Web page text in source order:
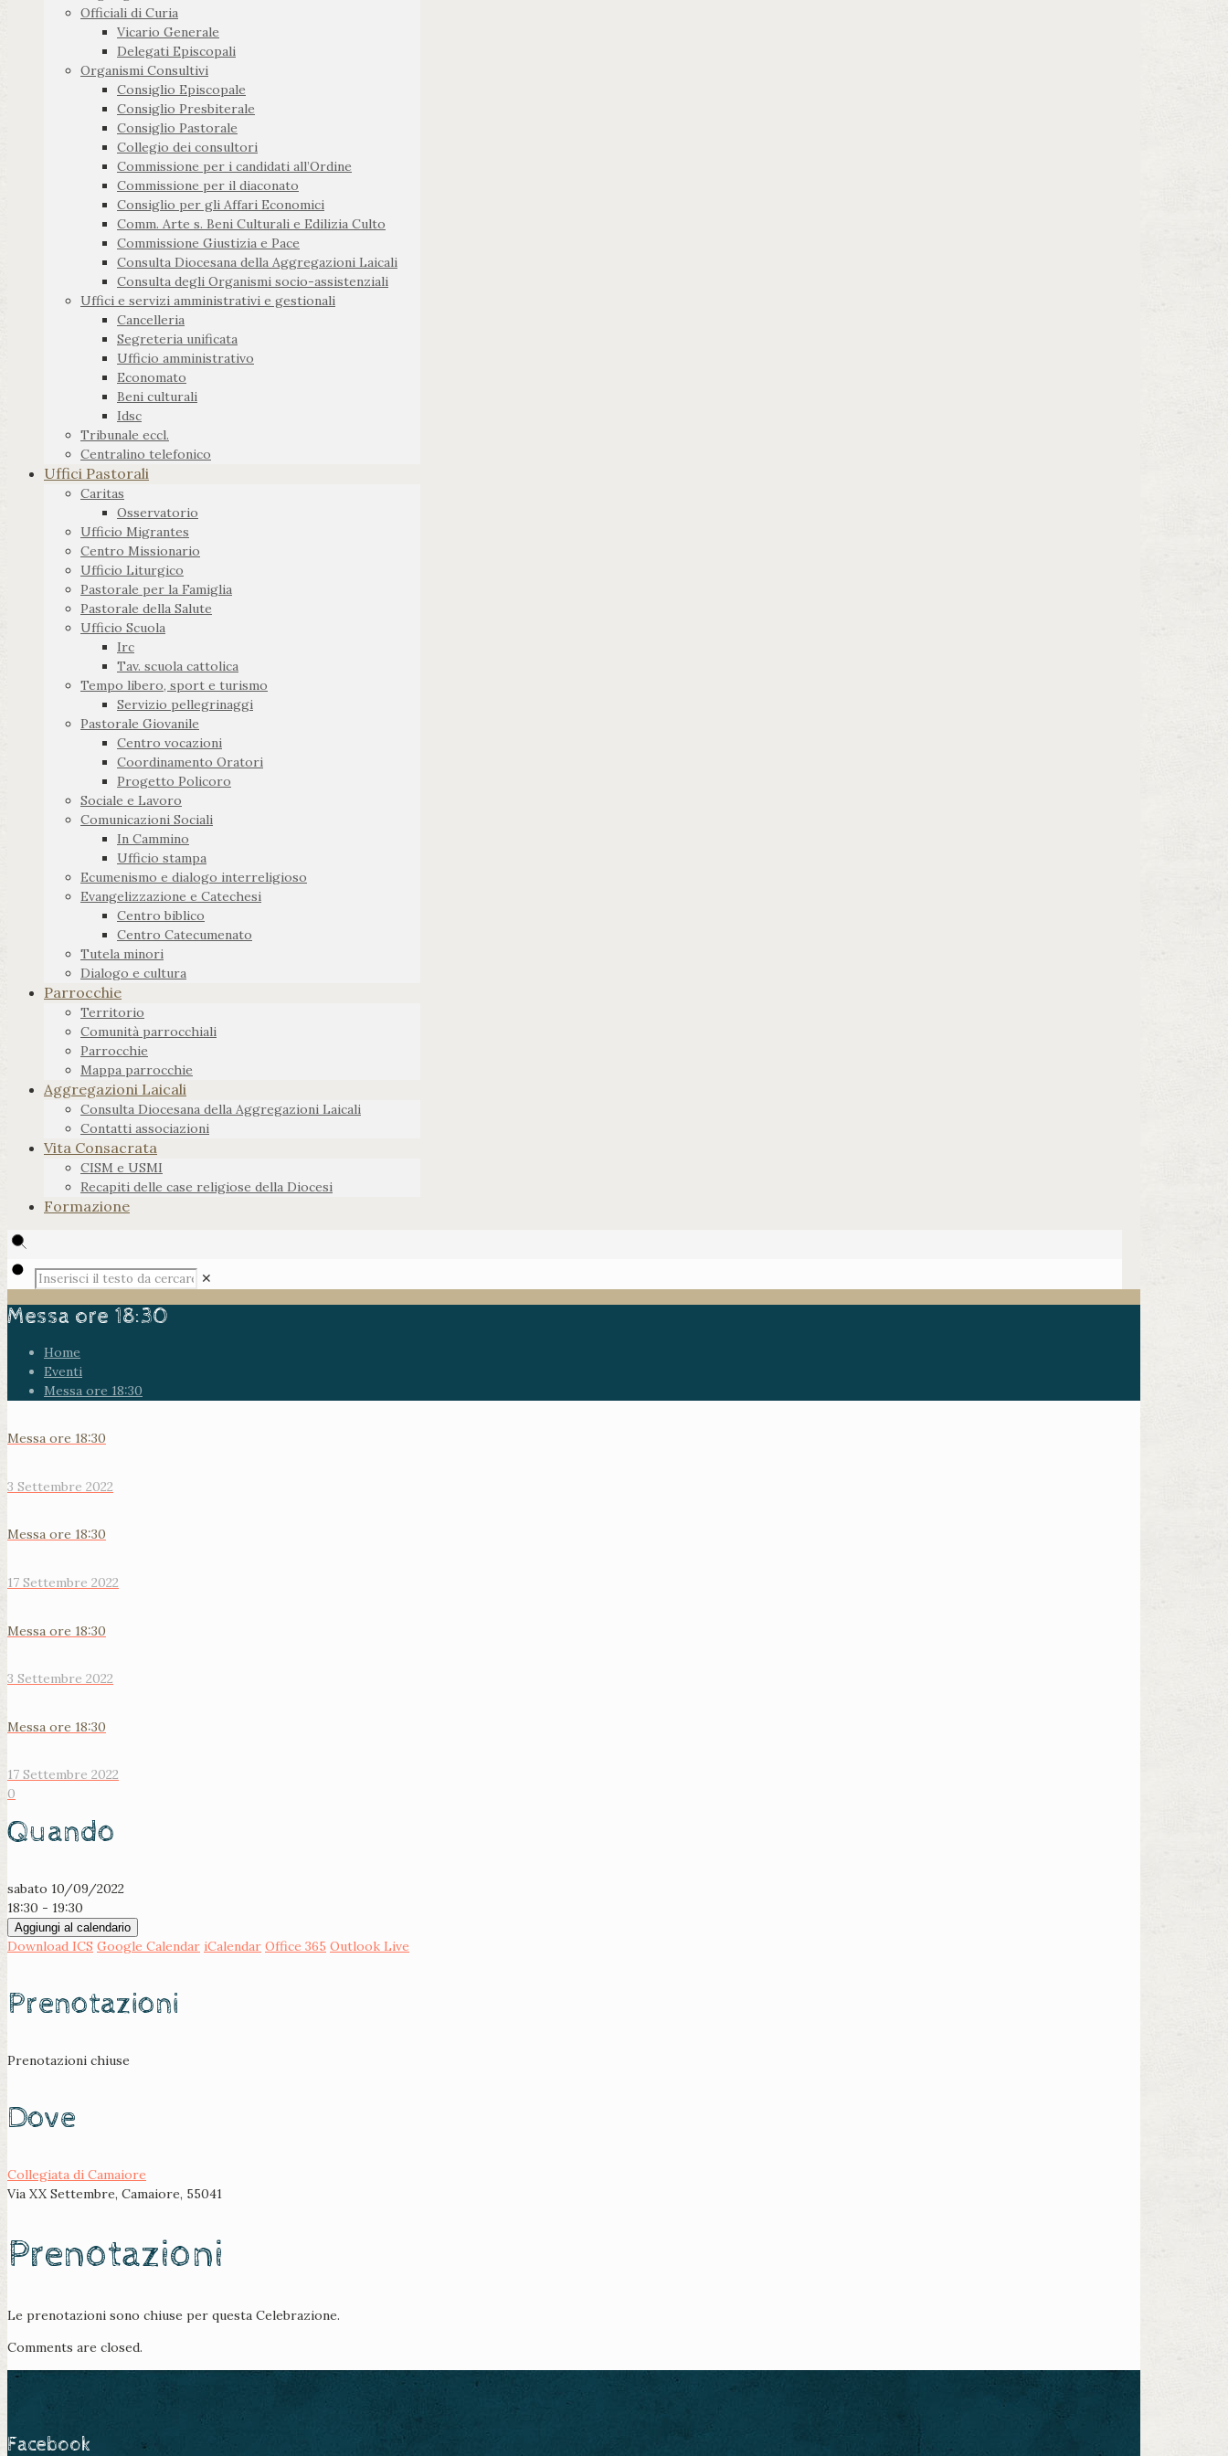
Officiali di Curia
Vicario Generale
Delegati Episcopali
Organismi Consultivi
Consiglio Episcopale
Consiglio Presbiterale
Consiglio Pastorale
Collegio dei consultori
Commissione per i candidati all’Ordine
Commissione per il diaconato
Consiglio per gli Affari Economici
Comm. Arte s. Beni Culturali e Edilizia Culto
Commissione Giustizia e Pace
Consulta Diocesana della Aggregazioni Laicali
Consulta degli Organismi socio-assistenziali
Uffici e servizi amministrativi e gestionali
Cancelleria
Segreteria unificata
Ufficio amministrativo
Economato
Beni culturali
Idsc
Tribunale eccl.
Centralino telefonico
Uffici Pastorali
Caritas
Osservatorio
Ufficio Migrantes
Centro Missionario
Ufficio Liturgico
Pastorale per la Famiglia
Pastorale della Salute
Ufficio Scuola
Irc
Tav. scuola cattolica
Tempo libero, sport e turismo
Servizio pellegrinaggi
Pastorale Giovanile
Centro vocazioni
Coordinamento Oratori
Progetto Policoro
Sociale e Lavoro
Comunicazioni Sociali
In Cammino
Ufficio stampa
Ecumenismo e dialogo interreligioso
Evangelizzazione e Catechesi
Centro biblico
Centro Catecumenato
Tutela minori
Dialogo e cultura
Parrocchie
Territorio
Comunità parrocchiali
Parrocchie
Mappa parrocchie
Aggregazioni Laicali
Consulta Diocesana della Aggregazioni Laicali
Contatti associazioni
Vita Consacrata
CISM e USMI
Recapiti delle case religiose della Diocesi
Formazione
✕
Messa ore 18:30
Home
Eventi
Messa ore 18:30
Messa ore 18:30
3 Settembre 2022
Messa ore 18:30
17 Settembre 2022
Messa ore 18:30
3 Settembre 2022
Messa ore 18:30
17 Settembre 2022
0
Quando
sabato 10/09/2022
18:30 - 19:30
Aggiungi al calendario
Download ICS Google Calendar iCalendar Office 365 Outlook Live
Prenotazioni
Prenotazioni chiuse
Dove
Collegiata di Camaiore
Via XX Settembre, Camaiore, 55041
Prenotazioni
Le prenotazioni sono chiuse per questa Celebrazione.
Comments are closed.
Facebook